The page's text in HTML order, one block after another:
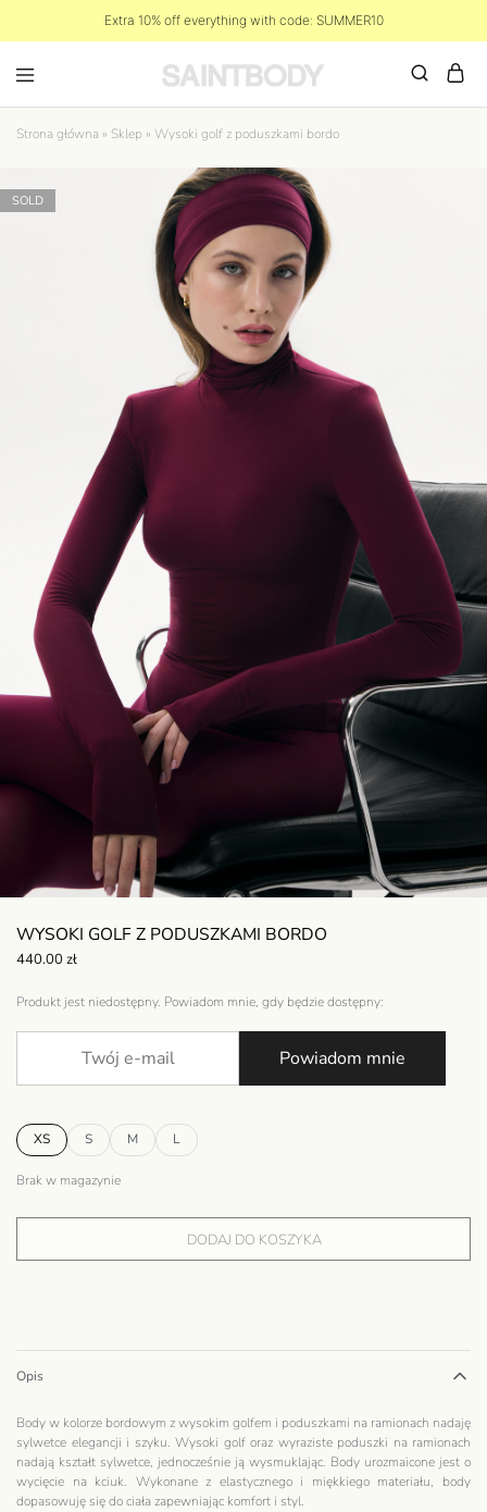
Extra 10% off everything with code: SUMMER10
Strona główna » Sklep » Wysoki golf z poduszkami bordo
SOLD
WYSOKI GOLF Z PODUSZKAMI BORDO
440.00 zł
Produkt jest niedostępny. Powiadom mnie, gdy będzie dostępny:
Powiadom mnie
XS S M L
Brak w magazynie
DODAJ DO KOSZYKA
Opis
Body w kolorze bordowym z wysokim golfem i poduszkami na ramionach nadaję
sylwetce elegancji i szyku. Wysoki golf oraz wyraziste poduszki na ramionach
nadają kształt sylwetce, jednocześnie ją wysmuklając. Body urozmaicone jest o
wycięcie na kciuk. Wykonane z elastycznego i miękkiego materiału, body
dopasowuję się do ciała zapewniając komfort i styl.